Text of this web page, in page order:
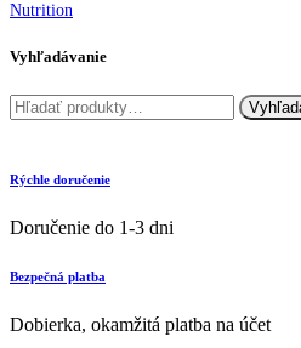
Nutrition
Vyhľadávanie
Hľadať:
Rýchle doručenie
Doručenie do 1-3 dni
Bezpečná platba
Dobierka, okamžitá platba na účet